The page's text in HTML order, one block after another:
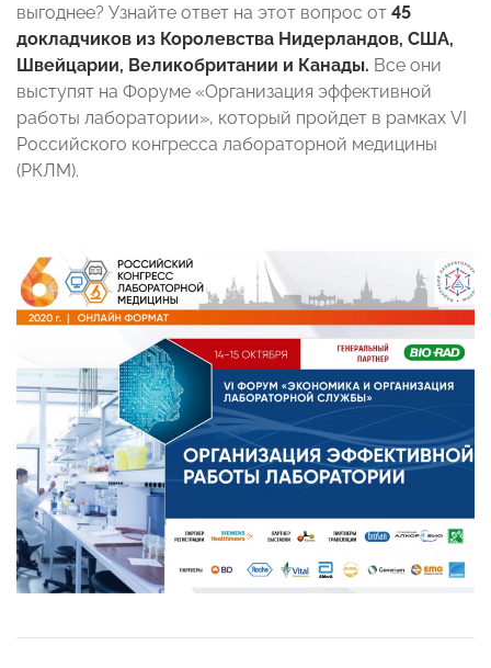
выгоднее? Узнайте ответ на этот вопрос от 45
докладчиков из Королевства Нидерландов, США,
Швейцарии, Великобритании и Канады. Все они
выступят на Форуме «Организация эффективной
работы лаборатории», который пройдет в рамках VI
Российского конгресса лабораторной медицины
(РКЛМ).